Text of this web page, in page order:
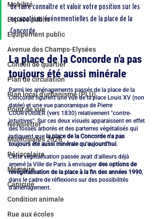
Mobilité
Espace public
Equipement public
Avenue des Champs-Elysées
Conseil de quartier
Plan de circulation
Plan local d'urbanisme (PLU)
Point de vue
Newsletter
Municipales 2026
Périscolaire
Mémoire
Canicule
Condition animale
Rue aux écoles
de faire connaître et valoir votre position sur les
occupations événementielles de la place de la
Concorde.
La place de la Concorde n'a pas
toujours été aussi minérale
Parmi les aménagements passés de la place de la
Concorde figurent une vue de la place Louis XV (non
datée) et une vue panoramique de Pierre
COURVOISIER (vers 1830) relativement "contre-
intuitives". Sur ces deux visuels apparaissent en effet
des fossés arborés et des parterres végétalisés qui
indiquent que la place de la Concorde n'a pas
toujours été aussi minérale qu'aujourd'hui.
Cette végétalisation passée avait d'ailleurs déjà
amené la Ville de Paris à envisager des options de
revégétalisation de la place à la fin des années 1990
dans le cadre de réflexions sur des possibilités
d'aménagement.